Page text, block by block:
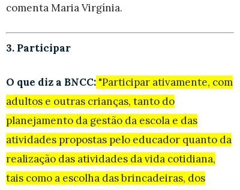
comenta Maria Virgínia.
3. Participar
O que diz a BNCC: "Participar ativamente, com
adultos e outras crianças, tanto do
planejamento da gestão da escola e das
atividades propostas pelo educador quanto da
realização das atividades da vida cotidiana,
tais como a escolha das brincadeiras, dos